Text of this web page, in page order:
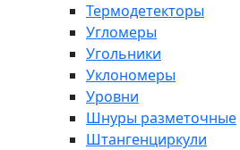
Термодетекторы
Угломеры
Угольники
Уклономеры
Уровни
Шнуры разметочные
Штангенциркули